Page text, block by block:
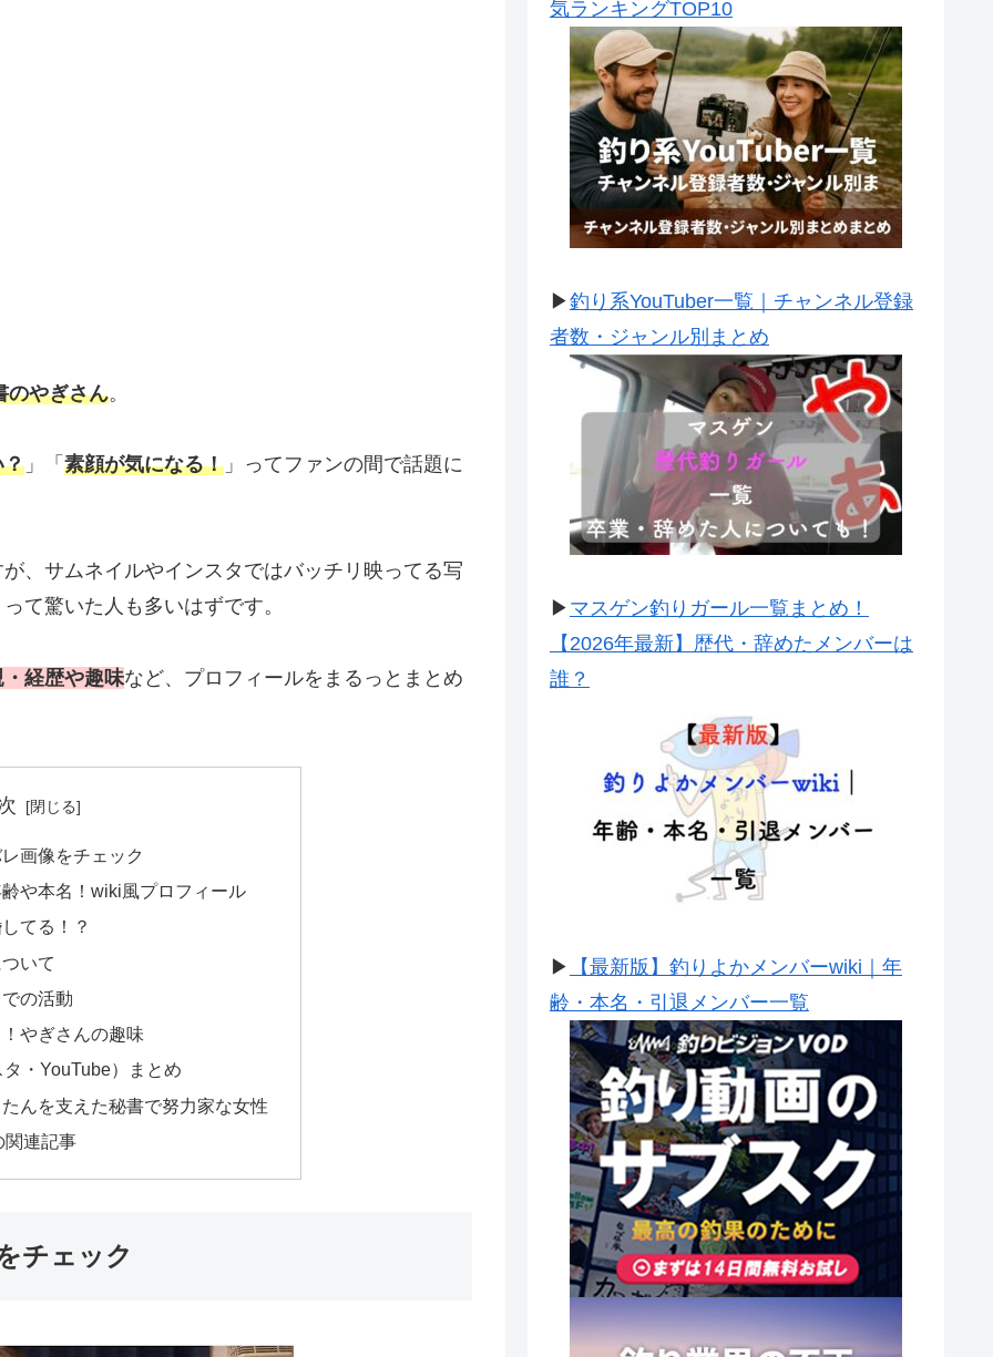
のやぎさん。
？ 」「 素顔が気になる！ 」ってファンの間で話題に
、サムネイルやインスタではバッチリ映ってる写
て驚いた人も多いはずです。
経歴や趣味など、プロフィールをまるっとまとめ
画像をチェック
や本名！wiki風プロフィール
てる！？
いて
の活動
やぎさんの趣味
・YouTube）まとめ
んを支えた秘書で努力家な女性
関連記事
チェック
気ランキングTOP10
▶釣り系YouTuber一覧｜チャンネル登録
者数・ジャンル別まとめ
▶ マスゲン釣りガール一覧まとめ！
【2026年最新】歴代・辞めたメンバーは
誰？
▶
【最新版】釣りよかメンバーwiki｜年
齢・本名・引退メンバー一覧